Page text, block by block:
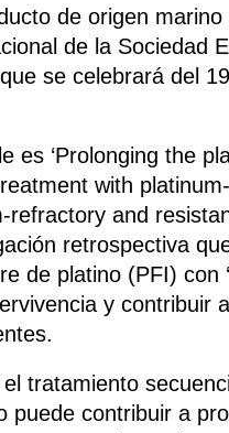
de origen
de la Sociedad
se celebrará del
es ‘Prolonging the
with
refractory and
retrospectiva
de platino (PFI) con
y contribuir
tratamiento
puede contribuir a